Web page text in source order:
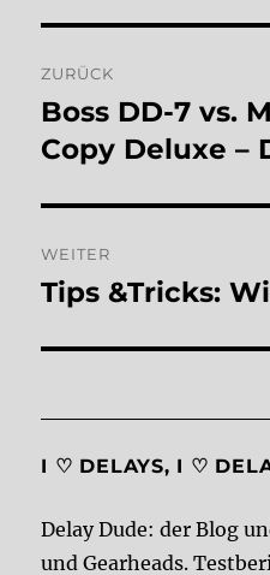
ZURÜCK
Vorheriger
Beitrag:
Boss DD-7 vs.
Copy Deluxe –
WEITER
Nächster
Tips &Tricks:
I ♡ DELAYS, I ♡
Delay Dude: der Blog
und Gearheads.